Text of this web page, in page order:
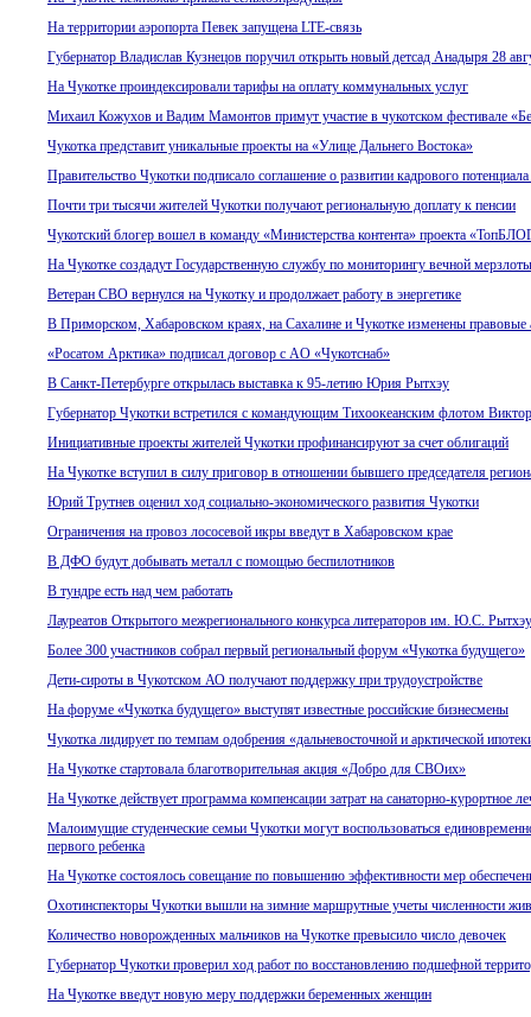
На территории аэропорта Певек запущена LTE-связь
Губернатор Владислав Кузнецов поручил открыть новый детсад Анадыря 28
На Чукотке проиндексировали тарифы на оплату коммунальных услуг
Михаил Кожухов и Вадим Мамонтов примут участие в чукотском фестивале
Чукотка представит уникальные проекты на «Улице Дальнего Востока»
Правительство Чукотки подписало соглашение о развитии кадрового
Почти три тысячи жителей Чукотки получают региональную доплату к пенсии
Чукотский блогер вошел в команду «Министерства контента» проекта
На Чукотке создадут Государственную службу по мониторингу вечной мерзлоты
Ветеран СВО вернулся на Чукотку и продолжает работу в энергетике
В Приморском, Хабаровском краях, на Сахалине и Чукотке изменены правовые
«Росатом Арктика» подписал договор с AO «Чукотснаб»
В Санкт-Петербурге открылась выставка к 95-летию Юрия Рытхэу
Губернатор Чукотки встретился с командующим Тихоокеанским флотом
Инициативные проекты жителей Чукотки профинансируют за счет облигаций
На Чукотке вступил в силу приговор в отношении бывшего председателя
Юрий Трутнев оценил ход социально-экономического развития Чукотки
Ограничения на провоз лососевой икры введут в Хабаровском крае
В ДФО будут добывать металл с помощью беспилотников
В тундре есть над чем работать
Лауреатов Открытого межрегионального конкурса литераторов им. Ю.С.
Более 300 участников собрал первый региональный форум «Чукотка будущего»
Дети-сироты в Чукотском АО получают поддержку при трудоустройстве
На форуме «Чукотка будущего» выступят известные российские бизнесмены
Чукотка лидирует по темпам одобрения «дальневосточной и арктической
На Чукотке стартовала благотворительная акция «Добро для СВОих»
На Чукотке действует программа компенсации затрат на санаторно-курортное
Малоимущие студенческие семьи Чукотки могут воспользоваться
первого ребенка
На Чукотке состоялось совещание по повышению эффективности мер
Охотинспекторы Чукотки вышли на зимние маршрутные учеты численности
Количество новорожденных мальчиков на Чукотке превысило число девочек
Губернатор Чукотки проверил ход работ по восстановлению подшефной
На Чукотке введут новую меру поддержки беременных женщин